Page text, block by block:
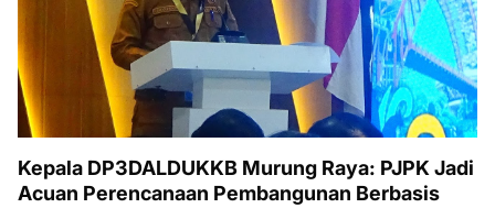
Kepala DP3DALDUKKB Murung Raya: PJPK Jadi
Acuan Perencanaan Pembangunan Berbasis